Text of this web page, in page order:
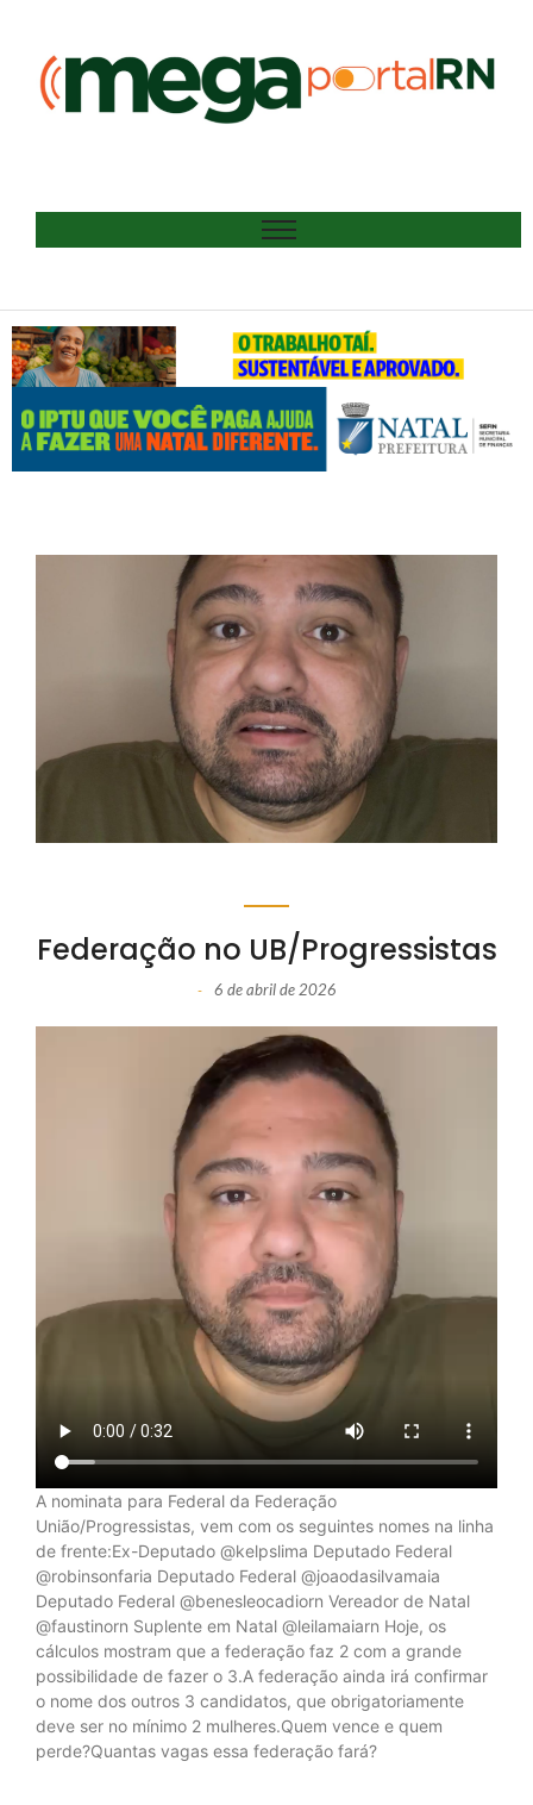
Federação no UB/Progressistas
- 6 de abril de 2026
A nominata para Federal da Federação
União/Progressistas, vem com os seguintes nomes na linha
de frente:Ex-Deputado @kelpslima Deputado Federal
@robinsonfaria Deputado Federal @joaodasilvamaia
Deputado Federal @benesleocadiorn Vereador de Natal
@faustinorn Suplente em Natal @leilamaiarn Hoje, os
cálculos mostram que a federação faz 2 com a grande
possibilidade de fazer o 3.A federação ainda irá confirmar
o nome dos outros 3 candidatos, que obrigatoriamente
deve ser no mínimo 2 mulheres.Quem vence e quem
perde?Quantas vagas essa federação fará?